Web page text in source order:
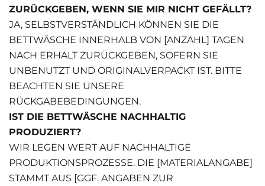
ZURÜCKGEBEN, WENN SIE MIR NICHT GEFÄLLT?
JA, SELBSTVERSTÄNDLICH KÖNNEN SIE DIE
BETTWÄSCHE INNERHALB VON [ANZAHL] TAGEN
NACH ERHALT ZURÜCKGEBEN, SOFERN SIE
UNBENUTZT UND ORIGINALVERPACKT IST. BITTE
BEACHTEN SIE UNSERE
RÜCKGABEBEDINGUNGEN.
IST DIE BETTWÄSCHE NACHHALTIG
PRODUZIERT?
WIR LEGEN WERT AUF NACHHALTIGE
PRODUKTIONSPROZESSE. DIE [MATERIALANGABE]
STAMMT AUS [GGF. ANGABEN ZUR